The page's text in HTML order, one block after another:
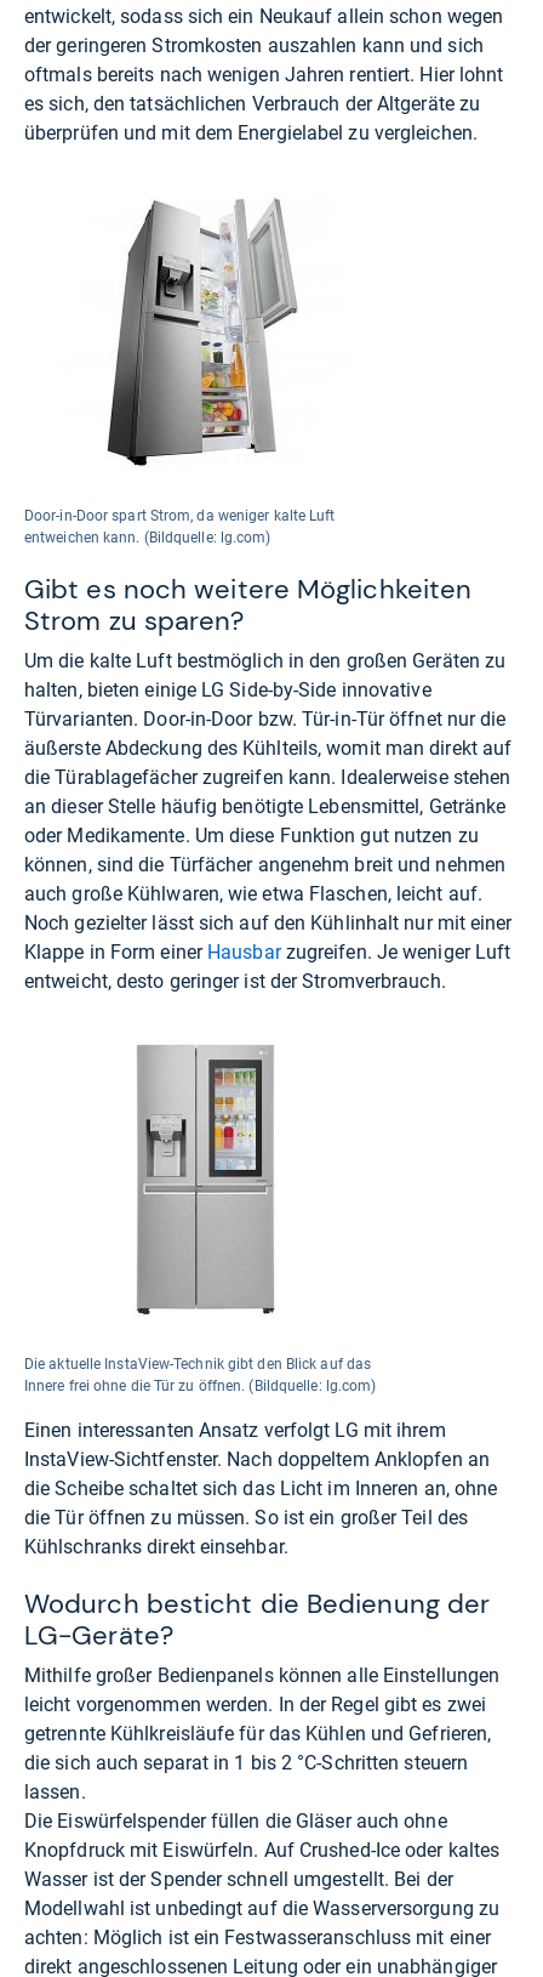
entwickelt, sodass sich ein Neukauf allein schon wegen
der geringeren Stromkosten auszahlen kann und sich
oftmals bereits nach wenigen Jahren rentiert. Hier lohnt
es sich, den tatsächlichen Verbrauch der Altgeräte zu
überprüfen und mit dem Energielabel zu vergleichen.
Door-in-Door spart Strom, da weniger kalte Luft
entweichen kann. (Bildquelle: lg.com)
Gibt es noch weitere Möglichkeiten
Strom zu sparen?
Um die kalte Luft bestmöglich in den großen Geräten zu
halten, bieten einige LG Side-by-Side innovative
Türvarianten. Door-in-Door bzw. Tür-in-Tür öffnet nur die
äußerste Abdeckung des Kühlteils, womit man direkt auf
die Türablagefächer zugreifen kann. Idealerweise stehen
an dieser Stelle häufig benötigte Lebensmittel, Getränke
oder Medikamente. Um diese Funktion gut nutzen zu
können, sind die Türfächer angenehm breit und nehmen
auch große Kühlwaren, wie etwa Flaschen, leicht auf.
Noch gezielter lässt sich auf den Kühlinhalt nur mit einer
Klappe in Form einer Hausbarzugreifen. Je weniger Luft
entweicht, desto geringer ist der Stromverbrauch.
Die aktuelle InstaView-Technik gibt den Blick auf das
Innere frei ohne die Tür zu öffnen. (Bildquelle: lg.com)
Einen interessanten Ansatz verfolgt LG mit ihrem
InstaView-Sichtfenster. Nach doppeltem Anklopfen an
die Scheibe schaltet sich das Licht im Inneren an, ohne
die Tür öffnen zu müssen. So ist ein großer Teil des
Kühlschranks direkt einsehbar.
Wodurch besticht die Bedienung der
LG-Geräte?
Mithilfe großer Bedienpanels können alle Einstellungen
leicht vorgenommen werden. In der Regel gibt es zwei
getrennte Kühlkreisläufe für das Kühlen und Gefrieren,
die sich auch separat in 1 bis 2 °C-Schritten steuern
lassen.
Die Eiswürfelspender füllen die Gläser auch ohne
Knopfdruck mit Eiswürfeln. Auf Crushed-Ice oder kaltes
Wasser ist der Spender schnell umgestellt. Bei der
Modellwahl ist unbedingt auf die Wasserversorgung zu
achten: Möglich ist ein Festwasseranschluss mit einer
direkt angeschlossenen Leitung oder ein unabhängiger